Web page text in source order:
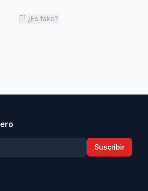
¿Es fake?
Suscribir